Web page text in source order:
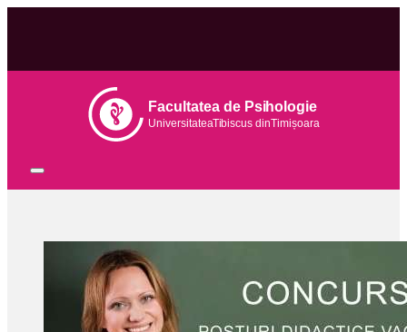
Universitatea Tibiscus din Timișoara
Facultatea de Psihologie